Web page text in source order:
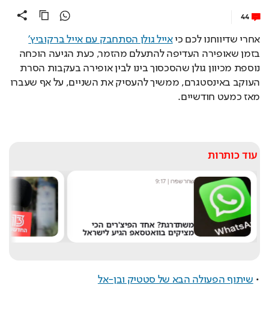
44
אחרי שדיווחנו לכם כי אייל גולן הסתחבק עם אייל ברקוביץ'
בזמן שאופירה העדיפה להתעלם מהזמר, כעת הגיעה הוכחה
נוספת מכיוון גולן שהסכסוך בינו לבין אופירה בעקבות הסרת
העוקב באינסטגרם, ממשיך להעסיק את השניים, על אף שעברו
מאז כמעט חודשיים.
עוד כותרות
שחר שפירו|
9:17
משתדרגת? אחד הפיצ'רים הכי
מציקים בוואטסאפ הגיע לישראל
שיתוף הפעולה הבא של סטטיק ובן-אל